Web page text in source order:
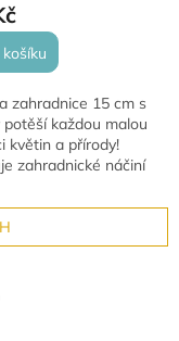
košíku
zahradnice 15 cm s
potěší každou malou
květin a přírody!
zahradnické náčiní